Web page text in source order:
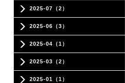
2025-07（2）
2025-06（3）
2025-04（1）
2025-03（2）
2025-01（1）